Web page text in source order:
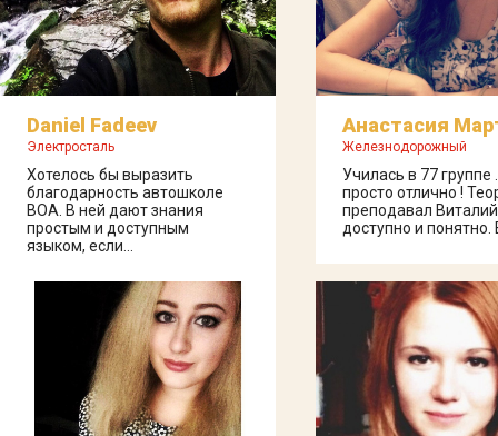
Daniel Fadeev
Электросталь
Хотелось бы выразить
благодарность автошколе
ВОА. В ней дают знания
простым и доступным
языком, если...
Анастасия
Железнодорожный
Училась в 77 группе
просто отлично !
преподавал Виталий
доступно и понятно.